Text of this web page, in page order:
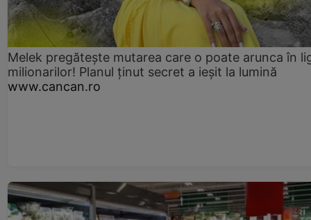
Melek pregătește mutarea care o poate arunca în
milionarilor! Planul ținut secret a ieșit la lumină
www.cancan.ro